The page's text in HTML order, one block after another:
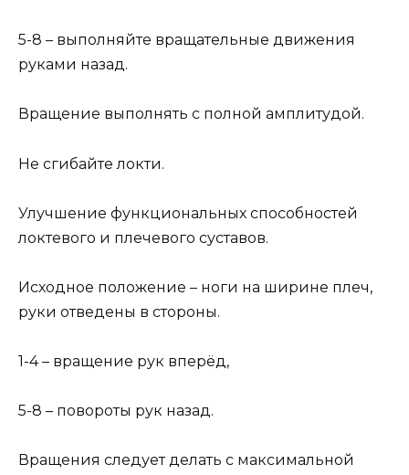
5-8 – выполняйте вращательные движения
руками назад.
Вращение выполнять с полной амплитудой.
Не сгибайте локти.
Улучшение функциональных способностей
локтевого и плечевого суставов.
Исходное положение – ноги на ширине плеч,
руки отведены в стороны.
1-4 – вращение рук вперёд,
5-8 – повороты рук назад.
Вращения следует делать с максимальной